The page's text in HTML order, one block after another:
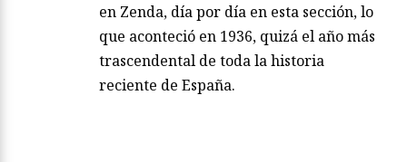
en Zenda, día por día en esta sección, lo
que aconteció en 1936, quizá el año más
trascendental de toda la historia
reciente de España.